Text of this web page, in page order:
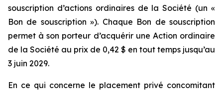
souscription d’actions ordinaires de la Société (un «
Bon de souscription »). Chaque Bon de souscription
permet à son porteur d’acquérir une Action ordinaire
de la Société au prix de 0,42 $ en tout temps jusqu’au
3 juin 2029.
En ce qui concerne le placement privé concomitant